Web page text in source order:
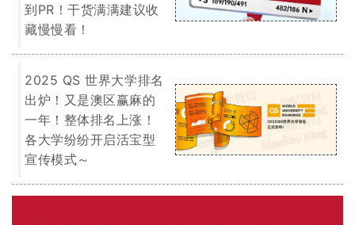
到PR！干货满满建议收
藏慢慢看！
2025 QS 世界大学排名
出炉！又是澳区赢麻的
一年！整体排名上涨！
各大学纷纷开启活宝型
宣传模式～